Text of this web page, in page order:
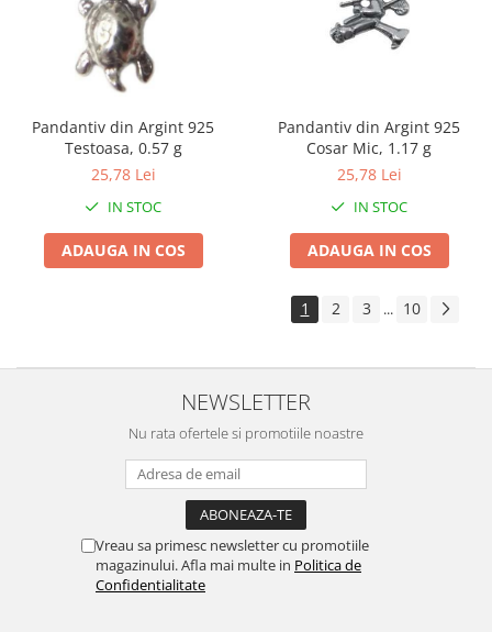
Pahare / Sticle cu Pai / Cani termos
Storcatoare
Tigai
Ustensile de bucatarie
Stații încărcare vehicule electrice
Anvelope auto
Chingi
Perii de zapada si raclete
Pompe de transfer
Decoratiuni, ornamente si articole
Accesorii si componente craciun
Beteala si ghirlande Craciun
Pandantiv din Argint 925
Testoasa, 0.57 g
25,78 Lei
IN STOC
ADAUGA IN COS
Pandantiv din Argint 925
Cosar Mic, 1.17 g
25,78 Lei
IN STOC
ADAUGA IN COS
1 2 3 ... 10
NEWSLETTER
Nu rata ofertele si promotiile noastre
Vreau sa primesc newsletter cu promotiile
magazinului. Afla mai multe in Politica de
Confidentialitate